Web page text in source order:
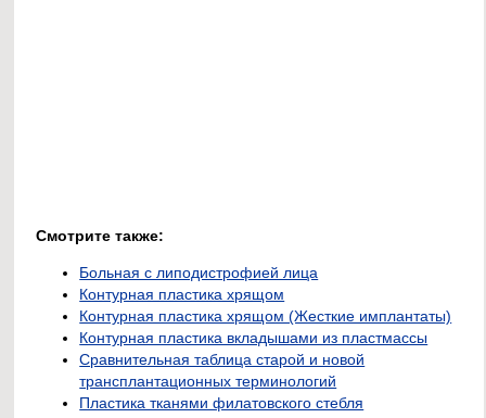
Смотрите также:
Больная с липодистрофией лица
Контурная пластика хрящом
Контурная пластика хрящом (Жесткие имплантаты)
Контурная пластика вкладышами из пластмассы
Сравнительная таблица старой и новой
трансплантационных терминологий
Пластика тканями филатовского стебля